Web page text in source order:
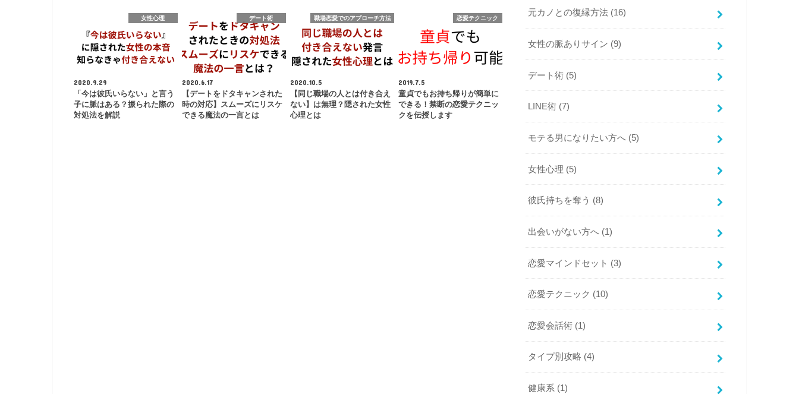
女性心理
2020.9.29
「今は彼氏いらない」と言う
子に脈はある？振られた際の
対処法を解説
デート術
2020.6.17
【デートをドタキャンされた
時の対応】スムーズにリスケ
できる魔法の一言とは
職場恋愛でのアプローチ方法
2020.10.5
【同じ職場の人とは付き合え
ない】は無理？隠された女性
心理とは
恋愛テクニック
2019.7.5
童貞でもお持ち帰りが簡単に
できる！禁断の恋愛テクニッ
クを伝授します
元カノとの復縁方法 (16)
女性の脈ありサイン (9)
デート術 (5)
LINE術 (7)
モテる男になりたい方へ (5)
女性心理 (5)
彼氏持ちを奪う (8)
出会いがない方へ (1)
恋愛マインドセット (3)
恋愛テクニック (10)
恋愛会話術 (1)
タイプ別攻略 (4)
健康系 (1)